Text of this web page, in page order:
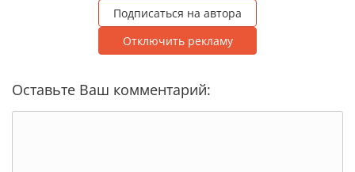
Подписаться на автора
Отключить рекламу
Оставьте Ваш комментарий: